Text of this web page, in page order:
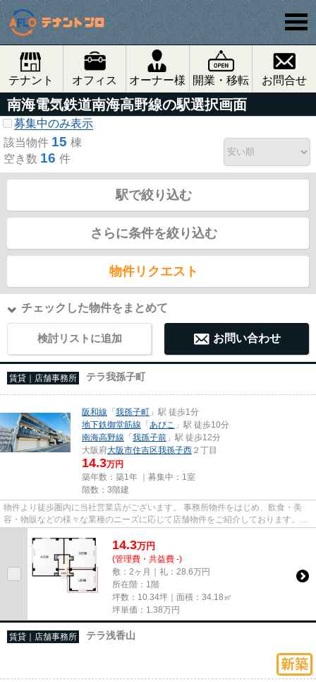
テナント オフィス オーナー様 開業・移転 お問合せ
南海電気鉄道南海高野線の駅選択画面
募集中のみ表示
該当物件 15 棟
空き数 16 件
駅で絞り込む
さらに条件を絞り込む
物件リクエスト
チェックした物件をまとめて
検討リストに追加 お問い合わせ
賃貸｜店舗事務所 テラ我孫子町
阪和線 「我孫子町 」駅 徒歩1分
地下鉄御堂筋線 「あびこ 」駅 徒歩10分
南海高野線 「我孫子前 」駅 徒歩12分
大阪府大阪市住吉区我孫子西 ２丁目
14.3万円
築年数：築1年 ｜募集中： 1室
階数：3階建
物件より徒歩圏内に当社営業店がございます。 事務所物件をはじめ、飲食・美
容・物販などの様々な業種のニーズに応じて店舗物件をご紹介しております。
尚、弊社ではおとり広告は一切...
14.3万円
(管理費・共益費 -)
敷：2ヶ月｜礼：28.6万円
所在階：1階
坪数：10.34坪｜面積：34.18㎡
坪単価： 1.38万円
賃貸｜店舗事務所 テラ浅香山